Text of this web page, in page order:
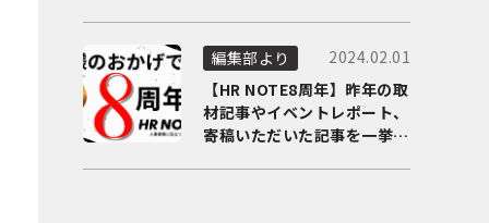
編集部より
2024.02.01
【HR NOTE8周年】昨年の取
材記事やイベントレポート、
寄稿いただいた記事を一挙に